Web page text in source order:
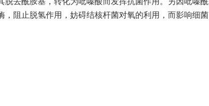
阻止脱氢作用，妨碍结核杆菌对氧的利用，而影响细菌